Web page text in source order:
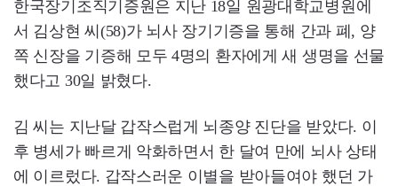
한국장기조직기증원은 지난 18일 원광대학교병원에
서 김상현 씨(58)가 뇌사 장기기증을 통해 간과 폐, 양
쪽 신장을 기증해 모두 4명의 환자에게 새 생명을 선물
했다고 30일 밝혔다.
김 씨는 지난달 갑작스럽게 뇌종양 진단을 받았다. 이
후 병세가 빠르게 악화하면서 한 달여 만에 뇌사 상태
에 이르렀다. 갑작스러운 이별을 받아들여야 했던 가